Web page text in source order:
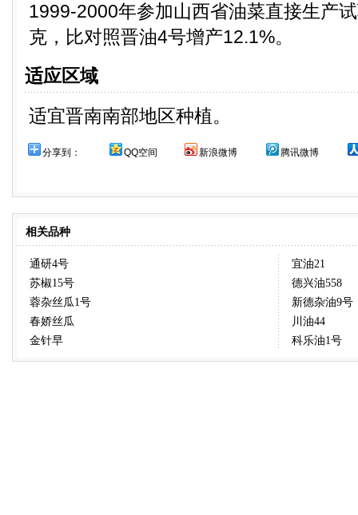
1999-2000年参加山西省油菜直接生产
克，比对照晋油4号增产12.1%。
适应区域
适宜晋南南部地区种植。
分享到： QQ空间 新浪微博 腾讯微博
相关品种
通研4号
苏椒15号
蓉杂丝瓜1号
春娇丝瓜
金针早
宜油21
德兴油558
新德杂油9号
川油44
科乐油1号